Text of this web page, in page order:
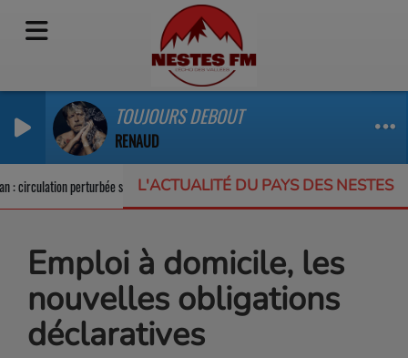
TOUJOURS DEBOUT
RENAUD
L'ACTUALITÉ DU PAYS DES NESTES
circulation perturbée sur la RD123 Un appel à projets pour protéger la
Emploi à domicile, les
nouvelles obligations
déclaratives